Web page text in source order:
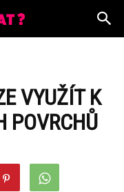
VYUŽÍT K
POVRCHŮ